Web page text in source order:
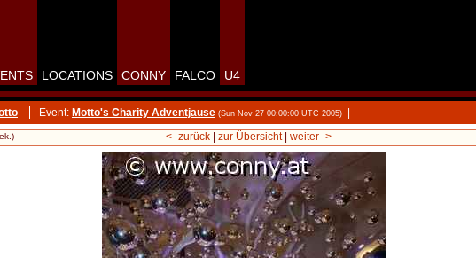
LOCATIONS CONNY FALCO U4
Event: Motto's Charity Adventjause (Sun Nov 27 00:00:00 UTC 2005)
<- zurück| zur Übersicht| weiter ->